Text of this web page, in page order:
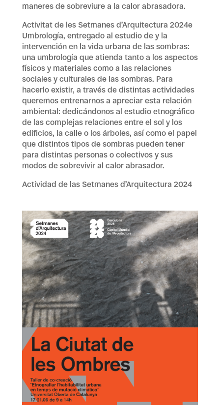
maneres de sobreviure a la calor abrasadora.
Activitat de les Setmanes d’Arquitectura 2024e
Umbrología, entregado al estudio de y la
intervención en la vida urbana de las sombras:
una umbrología que atienda tanto a los aspectos
físicos y materiales como a las relaciones
sociales y culturales de las sombras. Para
hacerlo existir, a través de distintas actividades
queremos entrenarnos a apreciar esta relación
ambiental: dedicándonos al estudio etnográfico
de las complejas relaciones entre el sol y los
edificios, la calle o los árboles, así como el papel
que distintos tipos de sombras pueden tener
para distintas personas o colectivos y sus
modos de sobrevivir al calor abrasador.
Actividad de las Setmanes d’Arquitectura 2024